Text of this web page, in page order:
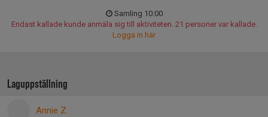
Samling 10:00
Endast kallade kunde anmäla sig till aktiviteten. 21 personer var kallade.
Logga in här
Laguppställning
Annie Z.